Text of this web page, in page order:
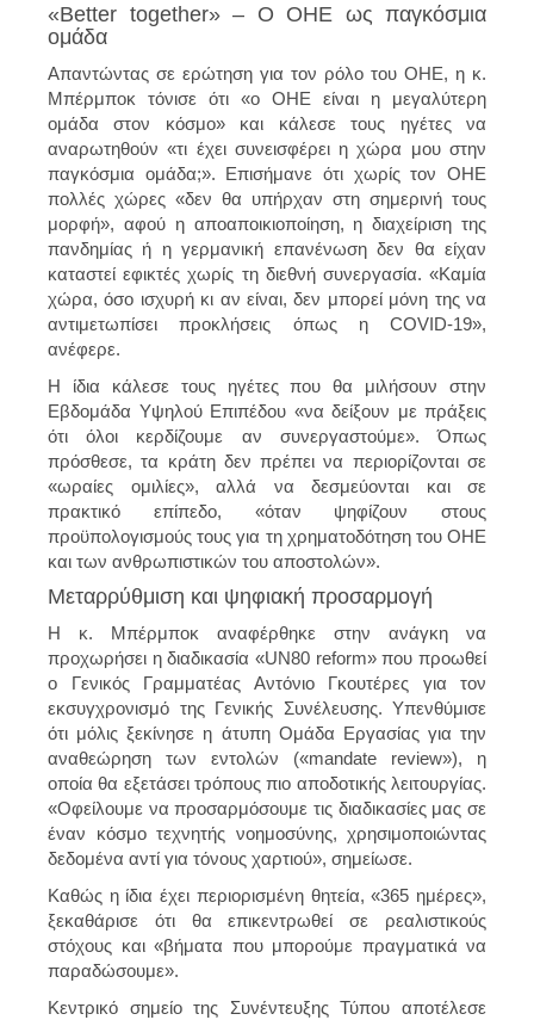
«Better together» – Ο ΟΗΕ ως παγκόσμια
ομάδα
Απαντώντας σε ερώτηση για τον ρόλο του ΟΗΕ, η κ.
Μπέρμποκ τόνισε ότι «ο ΟΗΕ είναι η μεγαλύτερη
ομάδα στον κόσμο» και κάλεσε τους ηγέτες να
αναρωτηθούν «τι έχει συνεισφέρει η χώρα μου στην
παγκόσμια ομάδα;». Επισήμανε ότι χωρίς τον ΟΗΕ
πολλές χώρες «δεν θα υπήρχαν στη σημερινή τους
μορφή», αφού η αποαποικιοποίηση, η διαχείριση της
πανδημίας ή η γερμανική επανένωση δεν θα είχαν
καταστεί εφικτές χωρίς τη διεθνή συνεργασία. «Καμία
χώρα, όσο ισχυρή κι αν είναι, δεν μπορεί μόνη της να
αντιμετωπίσει προκλήσεις όπως η COVID-19»,
ανέφερε.
Η ίδια κάλεσε τους ηγέτες που θα μιλήσουν στην
Εβδομάδα Υψηλού Επιπέδου «να δείξουν με πράξεις
ότι όλοι κερδίζουμε αν συνεργαστούμε». Όπως
πρόσθεσε, τα κράτη δεν πρέπει να περιορίζονται σε
«ωραίες ομιλίες», αλλά να δεσμεύονται και σε
πρακτικό επίπεδο, «όταν ψηφίζουν στους
προϋπολογισμούς τους για τη χρηματοδότηση του ΟΗΕ
και των ανθρωπιστικών του αποστολών».
Μεταρρύθμιση και ψηφιακή προσαρμογή
Η κ. Μπέρμποκ αναφέρθηκε στην ανάγκη να
προχωρήσει η διαδικασία «UN80 reform» που προωθεί
ο Γενικός Γραμματέας Αντόνιο Γκουτέρες για τον
εκσυγχρονισμό της Γενικής Συνέλευσης. Υπενθύμισε
ότι μόλις ξεκίνησε η άτυπη Ομάδα Εργασίας για την
αναθεώρηση των εντολών («mandate review»), η
οποία θα εξετάσει τρόπους πιο αποδοτικής λειτουργίας.
«Οφείλουμε να προσαρμόσουμε τις διαδικασίες μας σε
έναν κόσμο τεχνητής νοημοσύνης, χρησιμοποιώντας
δεδομένα αντί για τόνους χαρτιού», σημείωσε.
Καθώς η ίδια έχει περιορισμένη θητεία, «365 ημέρες»,
ξεκαθάρισε ότι θα επικεντρωθεί σε ρεαλιστικούς
στόχους και «βήματα που μπορούμε πραγματικά να
παραδώσουμε».
Κεντρικό σημείο της Συνέντευξης Τύπου αποτέλεσε